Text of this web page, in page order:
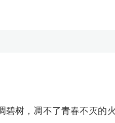
碧树，凋不了青春不灭的火